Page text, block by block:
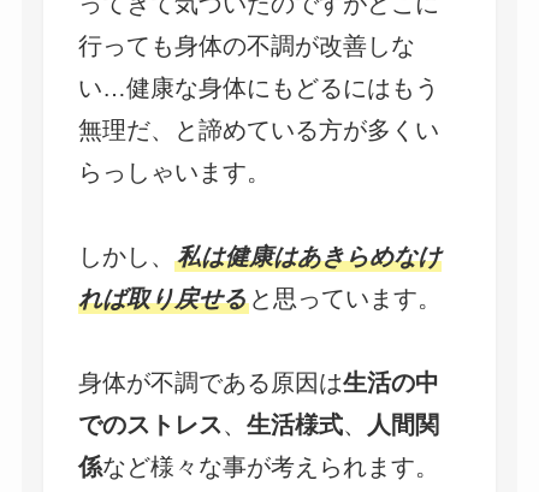
行っても身体の不調が改善しな
い…健康な身体にもどるにはもう
無理だ、と諦めている方が多くい
らっしゃいます。
しかし、私は健康はあきらめなけ
れば取り戻せる と思っています。
身体が不調である原因は生活の中
でのストレス、生活様式、
人間関
係など様々な事が考えられます。